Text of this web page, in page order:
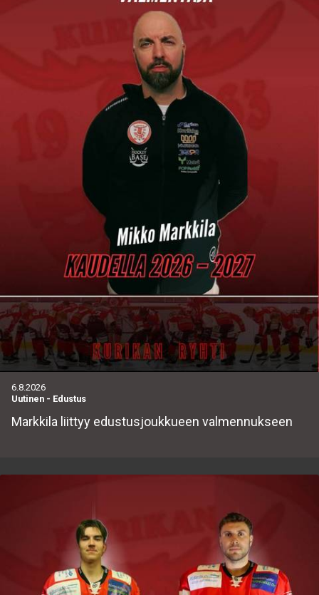
6.8.2026
Uutinen - Edustus
Markkila liittyy edustusjoukkueen valmennukseen